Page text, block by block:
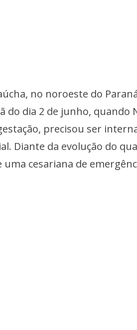
no noroeste do
do dia 2 de junho, quando
precisou ser
Diante da evolução do
cesariana de